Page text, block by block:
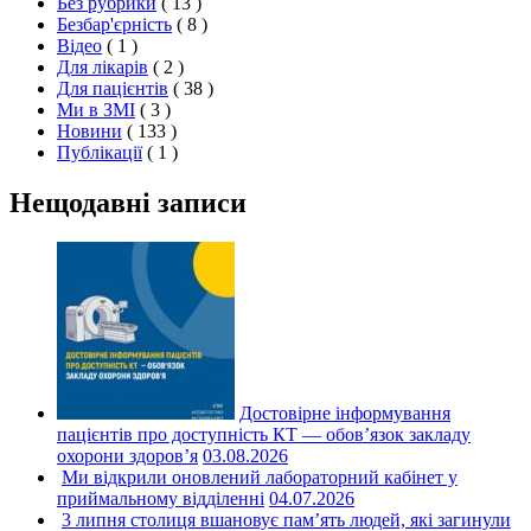
Безбар'єрність ( 8 )
Відео ( 1 )
Для лікарів ( 2 )
Для пацієнтів ( 38 )
Ми в ЗМІ ( 3 )
Новини ( 133 )
Публікації ( 1 )
Нещодавні записи
Достовірне інформування
пацієнтів про доступність КТ — обов’язок закладу
охорони здоров’я 03.08.2026
Ми відкрили оновлений лабораторний кабінет у
приймальному відділенні 04.07.2026
3 липня столиця вшановує пам’ять людей, які загинули